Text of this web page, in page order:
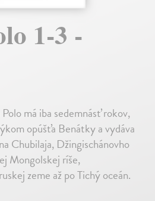
1-3 -
má iba sedemnásť rokov,
opúšťa Benátky a vydáva
Chubilaja, Džingischánovho
Mongolskej ríše,
zeme až po Tichý oceán.